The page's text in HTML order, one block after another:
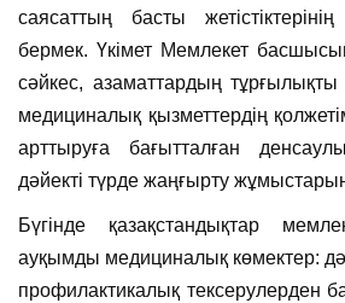
саясаттың басты
бермек. Үкімет Мемлекет
сәйкес, азаматтардың тұрғылықты
медициналық қызметтердің
арттыруға бағытталған
дәйекті түрде жаңғырту
Бүгінде қазақстандықтар
ауқымды медициналық көмектер:
профилактикалық тексерулерден